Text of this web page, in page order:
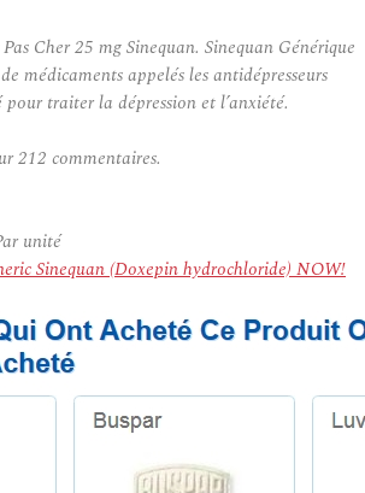
Cher 25 mg Sinequan. Sinequan Générique
médicaments appelés les antidépresseurs
traiter la dépression et l’anxiété.
212 commentaires.
unité
Sinequan (Doxepin hydrochloride) NOW!